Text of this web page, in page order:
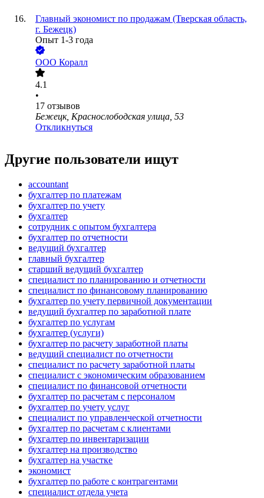
Главный экономист по продажам (Тверская область,
г. Бежецк)
Опыт 1-3 года
ООО Коралл
4.1
•
17 отзывов
Бежецк, Краснослободская улица, 53
Откликнуться
Другие пользователи ищут
accountant
бухгалтер по платежам
бухгалтер по учету
бухгалтер
сотрудник с опытом бухгалтера
бухгалтер по отчетности
ведущий бухгалтер
главный бухгалтер
старший ведущий бухгалтер
специалист по планированию и отчетности
специалист по финансовому планированию
бухгалтер по учету первичной документации
ведущий бухгалтер по заработной плате
бухгалтер по услугам
бухгалтер (услуги)
бухгалтер по расчету заработной платы
ведущий специалист по отчетности
специалист по расчету заработной платы
специалист с экономическим образованием
специалист по финансовой отчетности
бухгалтер по расчетам с персоналом
бухгалтер по учету услуг
специалист по управленческой отчетности
бухгалтер по расчетам с клиентами
бухгалтер по инвентаризации
бухгалтер на производство
бухгалтер на участке
экономист
бухгалтер по работе с контрагентами
специалист отдела учета